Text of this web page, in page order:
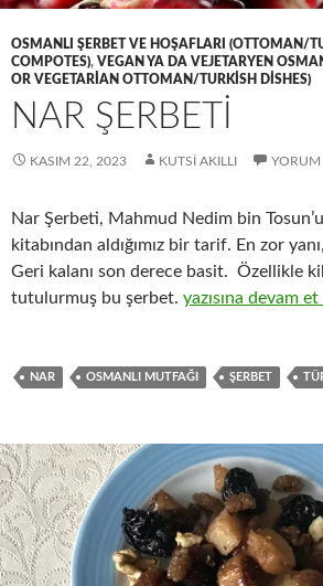
OSMANLI ŞERBET VE HOŞAFLARI (OTTOMAN/
COMPOTES), VEGAN YA DA VEJETARYEN
OR VEGETARIAN OTTOMAN/TURKISH DISHES)
NAR ŞERBETİ
KASIM 22, 2023 KUTSI AKILLI YORUM
Nar Şerbeti, Mahmud Nedim bin
kitabından aldığımız bir tarif. En zor
Geri kalanı son derece basit. Özellikle
tutulurmuş bu şerbet. NAR ŞERBETİ
yazısına devam et
NAR OSMANLI MUTFAĞI ŞERBET